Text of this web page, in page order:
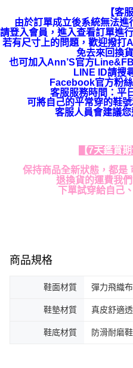
【客
由於訂單成立後系統無法
請登入會員，進入查看訂單進
若有尺寸上的問題，歡迎撥打
免去來回換
也可加入Ann’S官方
LINE ID請搜
Facebook官方粉
客服服務時間：平
可將自己的平常穿的鞋
客服人員會建議
【7天鑑賞
保持商品全新狀態，都是
退換貨的運費我
下單試穿給自己
商品規格
鞋面材質 彈力飛織
鞋墊材質 真皮舒適
鞋底材質 防滑耐磨